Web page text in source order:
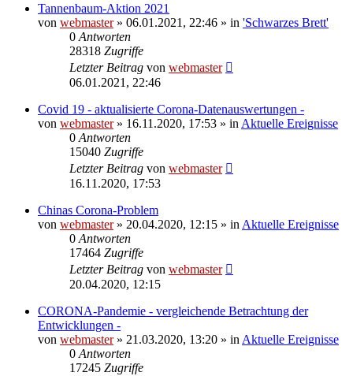
Tannenbaum-Aktion 2021
von webmaster» 06.01.2021, 22:46 » in 'Schwarzes Brett'
0 Antworten
28318 Zugriffe
Letzter Beitrag von webmaster
06.01.2021, 22:46
Covid 19 - aktualisierte Corona-Datenauswertungen -
von webmaster» 16.11.2020, 17:53 » in Aktuelle Ereignisse
0 Antworten
15040 Zugriffe
Letzter Beitrag von webmaster
16.11.2020, 17:53
Chinas Corona-Problem
von webmaster» 20.04.2020, 12:15 » in Aktuelle Ereignisse
0 Antworten
17464 Zugriffe
Letzter Beitrag von webmaster
20.04.2020, 12:15
CORONA-Pandemie - vergleichende Betrachtung der
Entwicklungen -
von webmaster» 21.03.2020, 13:20 » in Aktuelle Ereignisse
0 Antworten
17245 Zugriffe